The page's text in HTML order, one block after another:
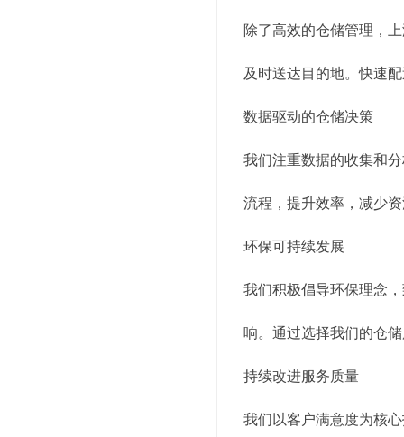
除了高效的仓储管理，
及时送达目的地。快速
数据驱动的仓储决策
我们注重数据的收集和
流程，提升效率，减少
环保可持续发展
我们积极倡导环保理念
响。通过选择我们的仓
持续改进服务质量
我们以客户满意度为核